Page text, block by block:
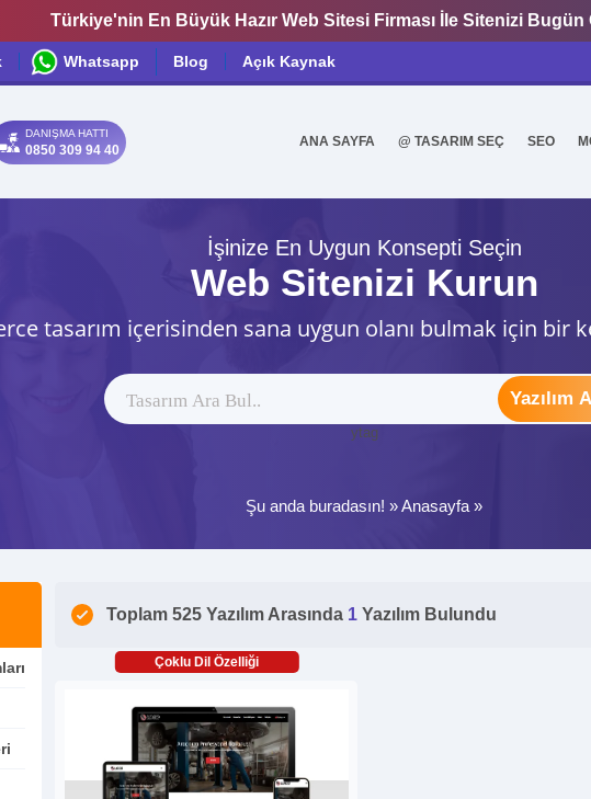
Türkiye'nin En Büyük Hazır Web Sitesi Firması İle Sitenizi
Whatsapp Blog Açık Kaynak
DANIŞMA HATTI
0850 309 94 40
ANA SAYFA @ TASARIM SEÇ SEO
İşinize En Uygun Konsepti Seçin
Web Sitenizi Kurun
tasarım içerisinden sana uygun olanı bulmak için bir
Yazılım
ytag
Şu anda buradasın! »Anasayfa »
Toplam 525 Yazılım Arasında 1 Yazılım Bulundu
Çoklu Dil Özelliği